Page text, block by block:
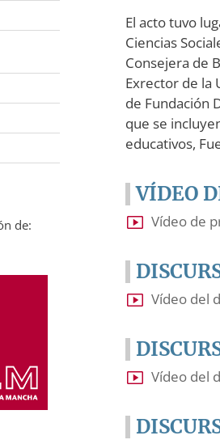
El acto tuvo
Ciencias
Consejera de
Exrector de la
de Fundación
que se
educativos,
VÍDEO
Vídeo de
Vídeo del
Vídeo del
de: